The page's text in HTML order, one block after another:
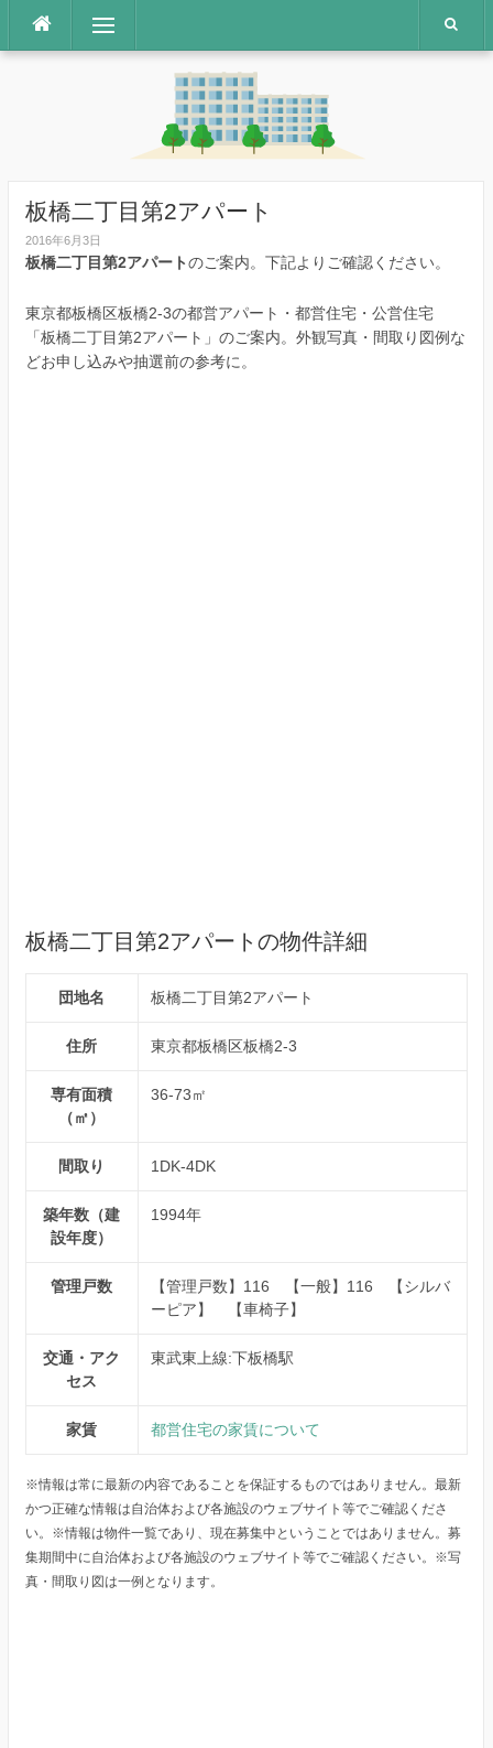
テ
メニュー
板橋二丁目第2アパート
2016年6月3日
板橋二丁目第2アパートのご案内。下記よりご確認ください。
東京都板橋区板橋2-3の都営アパート・都営住宅・公営住宅
「板橋二丁目第2アパート」のご案内。外観写真・間取り図例な
どお申し込みや抽選前の参考に。
板橋二丁目第2アパートの物件詳細
団地名 板橋二丁目第2アパート
住所 東京都板橋区板橋2-3
専有面積
（㎡）
36-73㎡
間取り 1DK-4DK
築年数（建
設年度）
1994年
管理戸数
【管理戸数】116 【一般】116 【シルバ
ーピア】 【車椅子】
交通・アク
セス
東武東上線:下板橋駅
家賃 都営住宅の家賃について
※情報は常に最新の内容であることを保証するものではありません。最新
かつ正確な情報は自治体および各施設のウェブサイト等でご確認くださ
い。※情報は物件一覧であり、現在募集中ということではありません。募
集期間中に自治体および各施設のウェブサイト等でご確認ください。※写
真・間取り図は一例となります。